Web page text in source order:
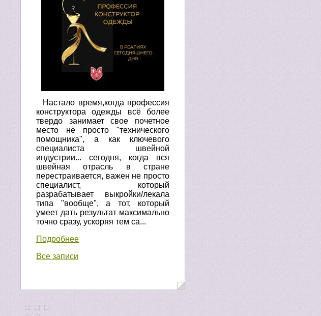
Настало время,когда профессия
конструктора одежды всё более
твердо занимает свое почетное
место не просто "технического
помощника", а как ключевого
специалиста швейной
индустрии... сегодня, когда вся
швейная отрасль в стране
перестраивается, важен не просто
специалист, который
разрабатывает выкройки/лекала
типа "вообще", а тот, который
умеет дать результат максимально
точно сразу, ускоряя тем са...
Подробнее
Все записи